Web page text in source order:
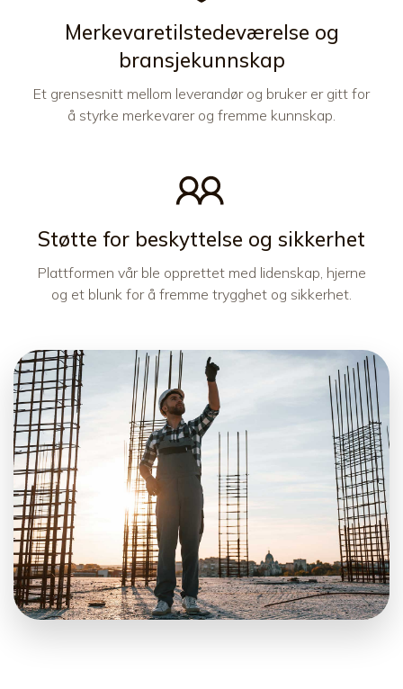
Merkevaretilstedeværelse og
bransjekunnskap
Et grensesnitt mellom leverandør og bruker er gitt for
å styrke merkevarer og fremme kunnskap.
Støtte for beskyttelse og sikkerhet
Plattformen vår ble opprettet med lidenskap, hjerne
og et blunk for å fremme trygghet og sikkerhet.